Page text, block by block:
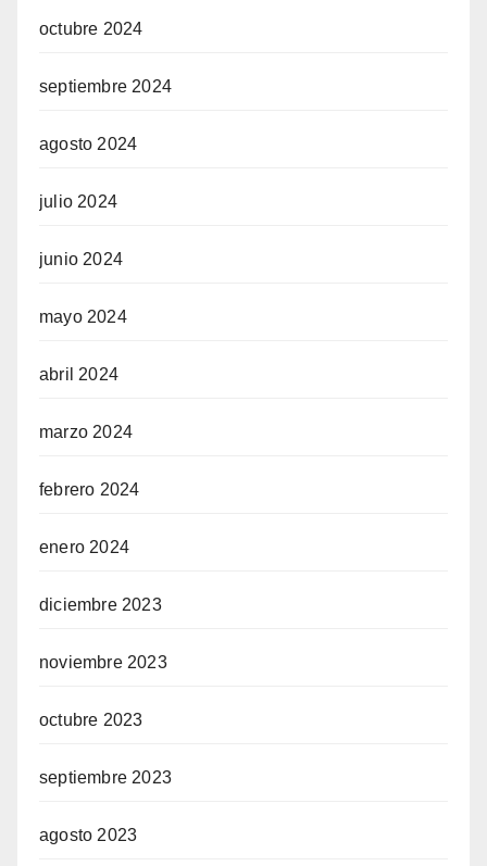
octubre 2024
septiembre 2024
agosto 2024
julio 2024
junio 2024
mayo 2024
abril 2024
marzo 2024
febrero 2024
enero 2024
diciembre 2023
noviembre 2023
octubre 2023
septiembre 2023
agosto 2023